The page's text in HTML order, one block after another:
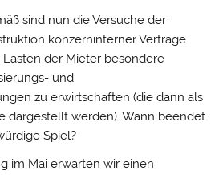
sind nun die Versuche der
konzerninterner Verträge
der Mieter besondere
und
zu erwirtschaften (die dann als
dargestellt werden). Wann beendet
Spiel?
im Mai erwarten wir einen